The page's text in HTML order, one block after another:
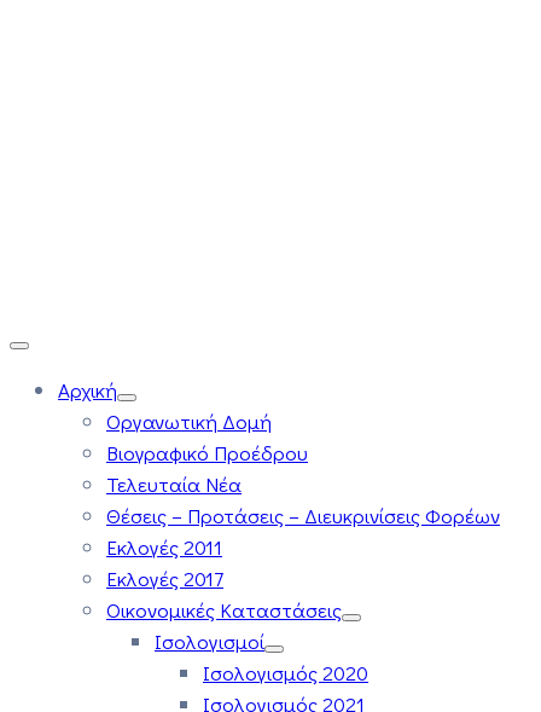
Αρχική
Οργανωτική Δομή
Βιογραφικό Προέδρου
Τελευταία Νέα
Θέσεις – Προτάσεις – Διευκρινίσεις Φορέων
Εκλογές 2011
Εκλογές 2017
Οικονομικές Καταστάσεις
Ισολογισμοί
Ισολογισμός 2020
Ισολογισμός 2021